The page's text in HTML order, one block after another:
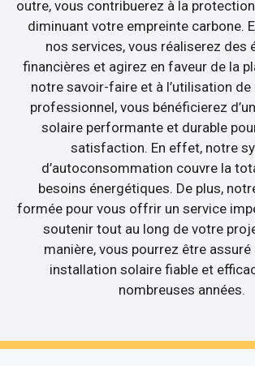
outre, vous contribuerez à la
diminuant votre empreinte carbone.
nos services, vous réaliserez des
financières et agirez en faveur de la
notre savoir-faire et à l’utilisation
professionnel, vous bénéficierez
solaire performante et durable
satisfaction. En effet, notre
d’autoconsommation couvre la
besoins énergétiques. De plus,
formée pour vous offrir un service
soutenir tout au long de votre
manière, vous pourrez être assuré
installation solaire fiable et
nombreuses années.